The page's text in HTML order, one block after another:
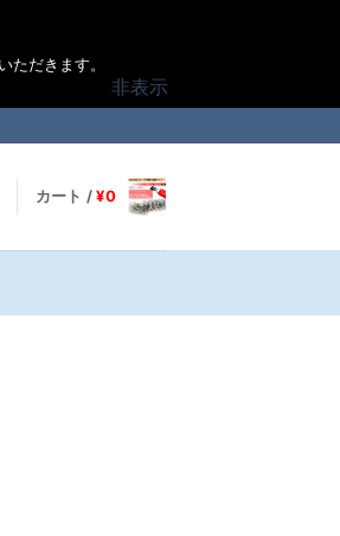
だきます。
非表示
カート /¥0